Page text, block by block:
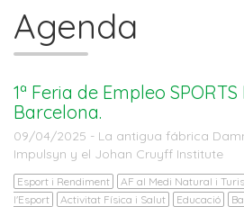
Agenda
1ª Feria de Empleo SPORTS
Barcelona.
09/04/2025 - La antigua fábrica
Impulsyn y el Johan Cruyff Institute
Esport i Rendiment AF al Medi Natural i
l'Esport
Activitat Física i Salut Educació